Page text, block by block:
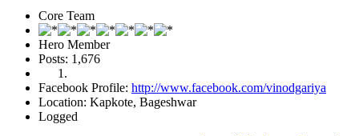
Core Team
Hero Member
Posts: 1,676
Facebook Profile: http://www.facebook.com/vinodgariya
Location: Kapkote, Bageshwar
Logged